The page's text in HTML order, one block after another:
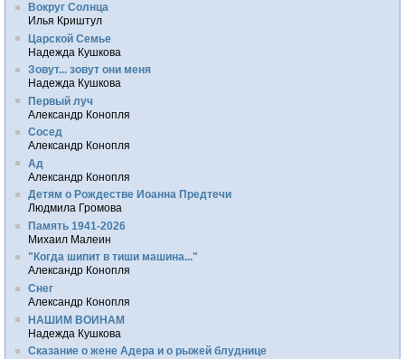
Вокруг Солнца
Илья Криштул
Царской Семье
Надежда Кушкова
Зовут... зовут они меня
Надежда Кушкова
Первый луч
Александр Конопля
Сосед
Александр Конопля
Ад
Александр Конопля
Детям о Рождестве Иоанна Предтечи
Людмила Громова
Память 1941-2026
Михаил Малеин
"Когда шипит в тиши машина..."
Александр Конопля
Снег
Александр Конопля
НАШИМ ВОИНАМ
Надежда Кушкова
Сказание о жене Адера и о рыжей блуднице